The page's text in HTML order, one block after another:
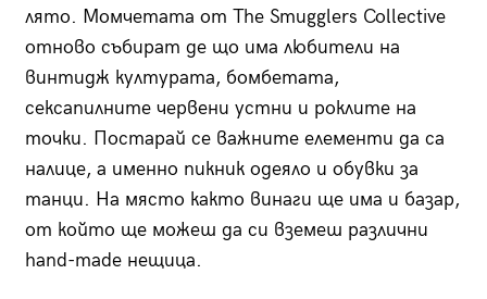
лято. Момчетата от The Smugglers Collective
отново събират де що има любители на
винтидж културата, бомбетата,
сексапилните червени устни и роклите на
точки. Постарай се важните елементи да са
налице, а именно пикник одеяло и обувки за
танци. На място както винаги ще има и базар,
от който ще можеш да си вземеш различни
hand-made нещица.